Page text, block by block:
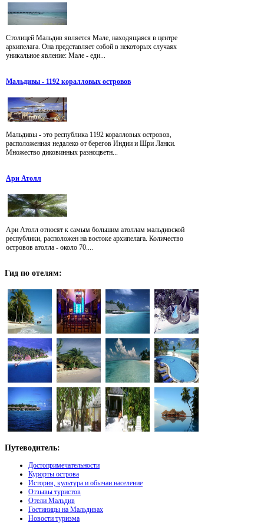
Столицей Мальдив является Мале, находящаяся в центре
архипелага. Она представляет собой в некоторых случаях
уникальное явление: Мале - еди...
Мальдивы - 1192 коралловых островов
Мальдивы - это республика 1192 коралловых островов,
расположенная недалеко от берегов Индии и Шри Ланки.
Множество диковинных разноцветн...
Ари Атолл
Ари Атолл относят к самым большим атоллам мальдивской
республики, расположен на востоке архипелага. Количество
островов атолла - около 70....
Гид по отелям:
Путеводитель:
Достопримечательности
Курорты острова
История, культура и обычаи население
Отзывы туристов
Отели Мальдив
Гостиницы на Мальдивах
Новости туризма